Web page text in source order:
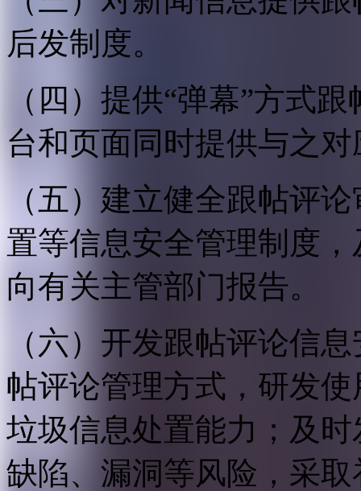
后发制度。
（四）提供“弹幕”方式
台和页面同时提供与之
（五）建立健全跟帖评
置等信息安全管理制度
向有关主管部门报告。
（六）开发跟帖评论信
帖评论管理方式，研发
垃圾信息处置能力；及
缺陷、漏洞等风险，采